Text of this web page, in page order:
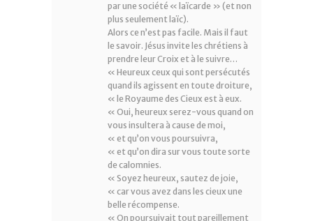
par une société « laïcarde » (et non
plus seulement laïc).
Alors ce n’est pas facile. Mais il faut
le savoir. Jésus invite les chrétiens à
prendre leur Croix et à le suivre…
« Heureux ceux qui sont persécutés
quand ils agissent en toute droiture,
« le Royaume des Cieux est à eux.
« Oui, heureux serez-vous quand on
vous insultera à cause de moi,
« et qu’on vous poursuivra,
« et qu’on dira sur vous toute sorte
de calomnies.
« Soyez heureux, sautez de joie,
« car vous avez dans les cieux une
belle récompense.
« On poursuivait tout pareillement